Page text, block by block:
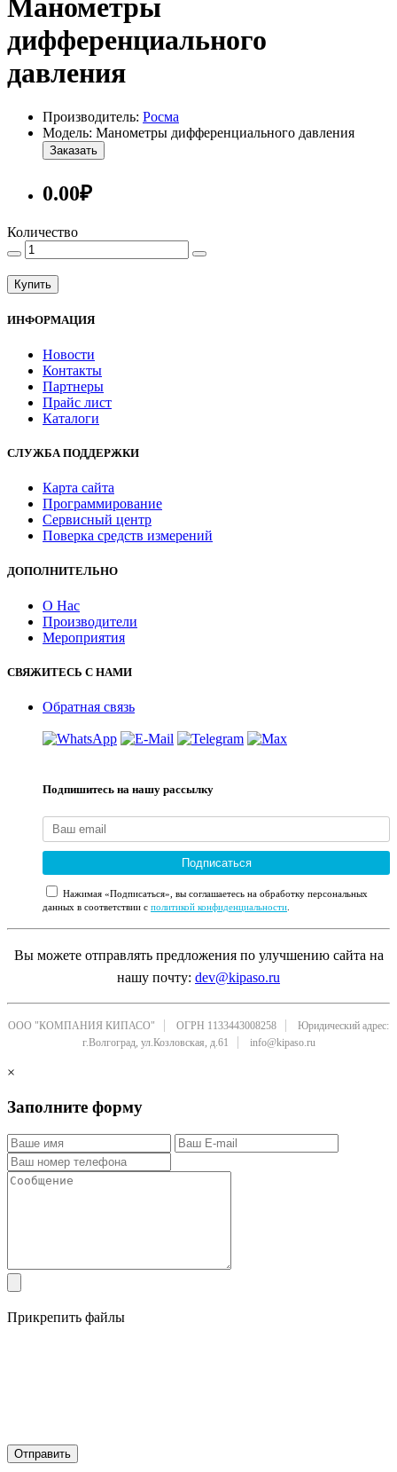
Манометры
дифференциального
давления
Производитель: Росма
Модель: Манометры дифференциального давления
Заказать
0.00₽
Количество
Купить
ИНФОРМАЦИЯ
Новости
Контакты
Партнеры
Прайс лист
Каталоги
СЛУЖБА ПОДДЕРЖКИ
Карта сайта
Программирование
Сервисный центр
Поверка средств измерений
ДОПОЛНИТЕЛЬНО
О Нас
Производители
Мероприятия
СВЯЖИТЕСЬ С НАМИ
Обратная связь
Подпишитесь на нашу рассылку
Подписаться
Нажимая «Подписаться», вы соглашаетесь на обработку персональных
данных в соответствии с политикой конфиденциальности.
Вы можете отправлять предложения по улучшению сайта на
нашу почту: dev@kipaso.ru
ООО "КОМПАНИЯ КИПАСО" ОГРН 1133443008258
Юридический адрес:
г.Волгоград, ул.Козловская, д.61
info@kipaso.ru
×
Заполните форму
Прикрепить файлы